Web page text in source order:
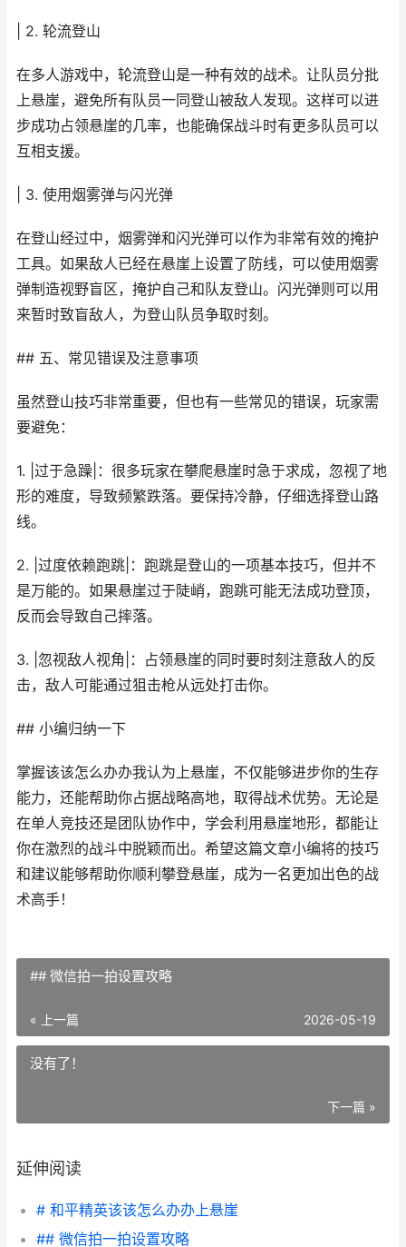
| 2. 轮流登山
在多人游戏中，轮流登山是一种有效的战术。让队员分批
上悬崖，避免所有队员一同登山被敌人发现。这样可以进
步成功占领悬崖的几率，也能确保战斗时有更多队员可以
互相支援。
| 3. 使用烟雾弹与闪光弹
在登山经过中，烟雾弹和闪光弹可以作为非常有效的掩护
工具。如果敌人已经在悬崖上设置了防线，可以使用烟雾
弹制造视野盲区，掩护自己和队友登山。闪光弹则可以用
来暂时致盲敌人，为登山队员争取时刻。
## 五、常见错误及注意事项
虽然登山技巧非常重要，但也有一些常见的错误，玩家需
要避免：
1. |过于急躁|：很多玩家在攀爬悬崖时急于求成，忽视了地
形的难度，导致频繁跌落。要保持冷静，仔细选择登山路
线。
2. |过度依赖跑跳|：跑跳是登山的一项基本技巧，但并不
是万能的。如果悬崖过于陡峭，跑跳可能无法成功登顶，
反而会导致自己摔落。
3. |忽视敌人视角|：占领悬崖的同时要时刻注意敌人的反
击，敌人可能通过狙击枪从远处打击你。
## 小编归纳一下
掌握该该怎么办办我认为上悬崖，不仅能够进步你的生存
能力，还能帮助你占据战略高地，取得战术优势。无论是
在单人竞技还是团队协作中，学会利用悬崖地形，都能让
你在激烈的战斗中脱颖而出。希望这篇文章小编将的技巧
和建议能够帮助你顺利攀登悬崖，成为一名更加出色的战
术高手！
## 微信拍一拍设置攻略
« 上一篇 2026-05-19
没有了！
下一篇 »
延伸阅读
# 和平精英该该怎么办办上悬崖
## 微信拍一拍设置攻略